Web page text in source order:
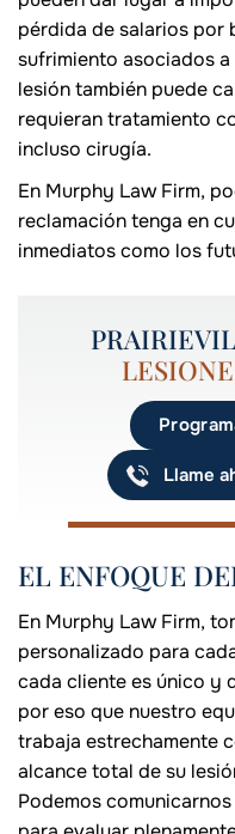
pérdida de salarios por
sufrimiento asociados a
lesión también puede
requieran tratamiento
incluso cirugía.
En Murphy Law Firm,
reclamación tenga en
inmediatos como los
Llame
EL ENFOQUE
En Murphy Law Firm,
personalizado para
cada cliente es único y
por eso que nuestro
trabaja estrechamente
alcance total de su
Podemos